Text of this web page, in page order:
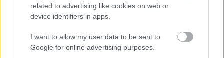
related to advertising like cookies on web or
device identifiers in apps.
I want to allow my user data to be sent to
Google for online advertising purposes.
αναμένεται να ανακοινωθούν σύντομα.